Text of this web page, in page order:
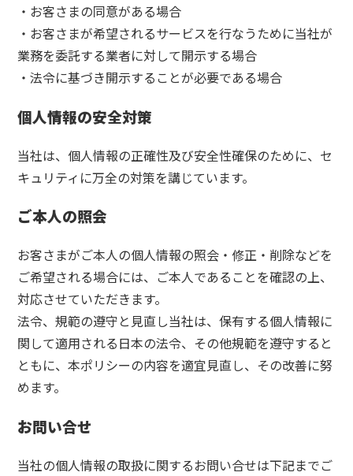
・お客さまの同意がある場合
・お客さまが希望されるサービスを行なうために当社が
業務を委託する業者に対して開示する場合
・法令に基づき開示することが必要である場合
個人情報の安全対策
当社は、個人情報の正確性及び安全性確保のために、セ
キュリティに万全の対策を講じています。
ご本人の照会
お客さまがご本人の個人情報の照会・修正・削除などを
ご希望される場合には、ご本人であることを確認の上、
対応させていただきます。
法令、規範の遵守と見直し当社は、保有する個人情報に
関して適用される日本の法令、その他規範を遵守すると
ともに、本ポリシーの内容を適宜見直し、その改善に努
めます。
お問い合せ
当社の個人情報の取扱に関するお問い合せは下記までご